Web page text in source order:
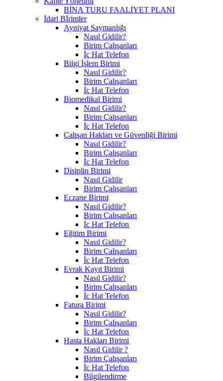
BİNA TURU FAALİYET PLANI
İdari Bİrimler
Ayniyat Saymanlığı
Nasıl Gidilir?
Birim Çalışanları
İç Hat Telefon
Bilgi İşlem Birimi
Nasıl Gidilir?
Birim Çalışanları
İç Hat Telefon
Biomedikal Birimi
Nasıl Gidilir?
Birim Çalışanları
İç Hat Telefon
Çalışan Hakları ve Güvenliği Birimi
Nasıl Gidilir?
Birim Çalışanları
İç Hat Telefon
Disiplin Birimi
Nasıl Gidilir
Birim Çalışanları
Eczane Birimi
Nasıl Gidilir?
Birim Çalışanları
İç Hat Telefon
Eğitim Birimi
Nasıl Gidilir?
Birim Çalışanları
İç Hat Telefon
Evrak Kayıt Birimi
Nasıl Gidilir?
Birim Çalışanları
İç Hat Telefon
Fatura Birimi
Nasıl Gidilir?
Birim Çalışanları
İç Hat Telefon
Hasta Hakları Birimi
Nasıl Gidilir ?
Birim Çalışanları
İç Hat Telefon
Bilgilendirme